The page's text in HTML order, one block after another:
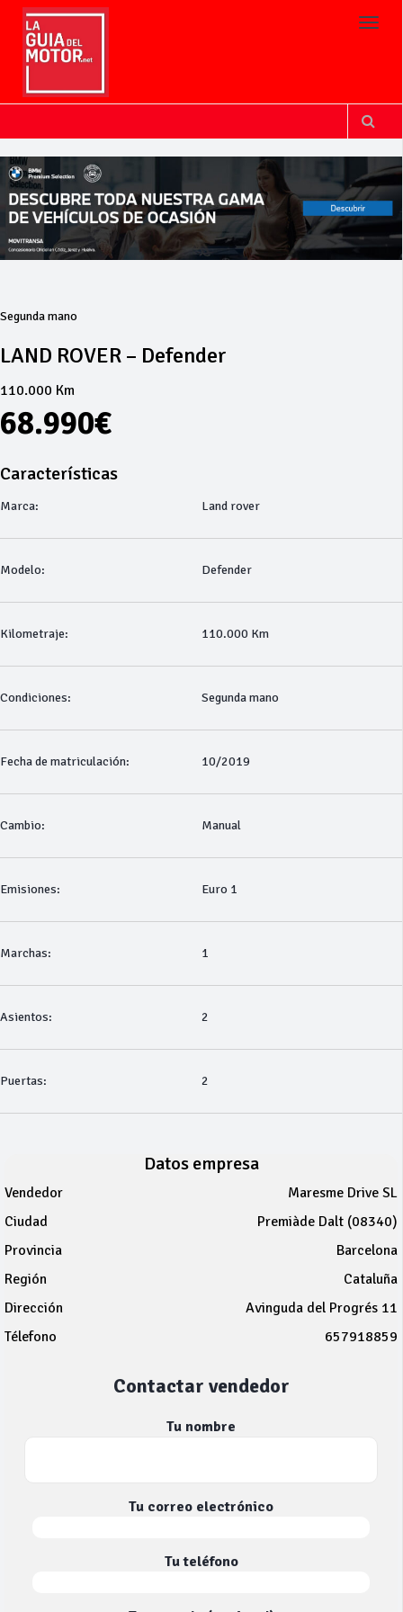
Segunda mano
LAND ROVER – Defender
110.000 Km
68.990€
Características
Marca: Land rover
Modelo: Defender
Kilometraje: 110.000 Km
Condiciones: Segunda mano
Fecha de matriculación: 10/2019
Cambio: Manual
Emisiones: Euro 1
Marchas: 1
Asientos: 2
Puertas: 2
Datos empresa
Vendedor
Maresme Drive SL
Ciudad
Premiàde Dalt (08340)
Provincia
Barcelona
Región
Cataluña
Dirección
Avinguda del Progrés 11
Télefono
657918859
Contactar vendedor
Tu nombre
Tu correo electrónico
Tu teléfono